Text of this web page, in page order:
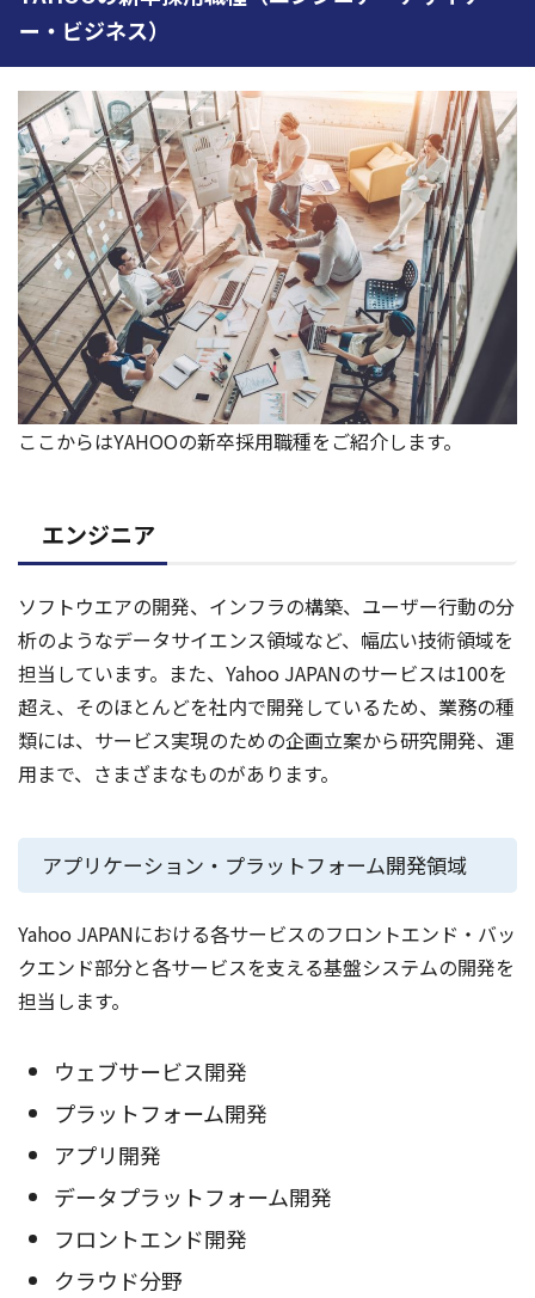
ー・ビジネス）
ここからはYAHOOの新卒採用職種をご紹介します。
エンジニア
ソフトウエアの開発、インフラの構築、ユーザー行動の分
析のようなデータサイエンス領域など、幅広い技術領域を
担当しています。また、Yahoo JAPANのサービスは100を
超え、そのほとんどを社内で開発しているため、業務の種
類には、サービス実現のための企画立案から研究開発、運
用まで、さまざまなものがあります。
アプリケーション・プラットフォーム開発領域
Yahoo JAPANにおける各サービスのフロントエンド・バッ
クエンド部分と各サービスを支える基盤システムの開発を
担当します。
ウェブサービス開発
プラットフォーム開発
アプリ開発
データプラットフォーム開発
フロントエンド開発
クラウド分野